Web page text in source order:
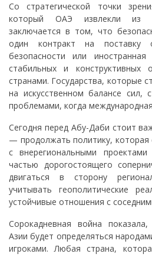
Со стратегической точки
который ОАЭ извлекли из
заключается в том, что
один контракт на поставку
безопасности или
стабильных и конструктивных
странами. Государства, которые
на искусственном балансе сил,
проблемами, когда
Сегодня перед Абу-Даби стоит
— продолжать политику, которая
с внерегиональными
частью дорогостоящего
двигаться в сторону
учитывать геополитические
устойчивые отношения с
Сорокадневная война
Азии будет определяться
игроками. Любая страна,